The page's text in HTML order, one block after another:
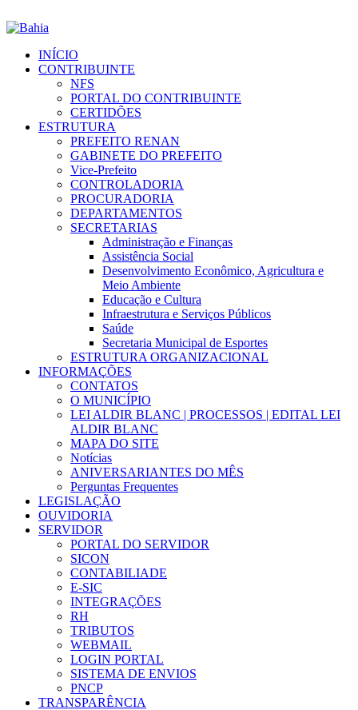
INÍCIO
CONTRIBUINTE
NFS
PORTAL DO CONTRIBUINTE
CERTIDÕES
ESTRUTURA
PREFEITO RENAN
GABINETE DO PREFEITO
Vice-Prefeito
CONTROLADORIA
PROCURADORIA
DEPARTAMENTOS
SECRETARIAS
Administração e Finanças
Assistência Social
Desenvolvimento Econômico, Agricultura e
Meio Ambiente
Educação e Cultura
Infraestrutura e Serviços Públicos
Saúde
Secretaria Municipal de Esportes
ESTRUTURA ORGANIZACIONAL
INFORMAÇÕES
CONTATOS
O MUNICÍPIO
LEI ALDIR BLANC | PROCESSOS | EDITAL LEI
ALDIR BLANC
MAPA DO SITE
Notícias
ANIVERSARIANTES DO MÊS
Perguntas Frequentes
LEGISLAÇÃO
OUVIDORIA
SERVIDOR
PORTAL DO SERVIDOR
SICON
CONTABILIADE
E-SIC
INTEGRAÇÕES
RH
TRIBUTOS
WEBMAIL
LOGIN PORTAL
SISTEMA DE ENVIOS
PNCP
TRANSPARÊNCIA